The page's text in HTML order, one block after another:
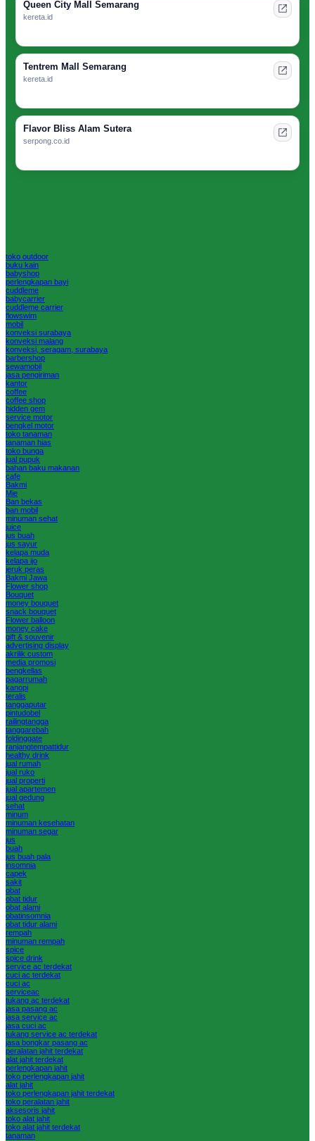
Queen City Mall Semarang
kereta.id
Tentrem Mall Semarang
kereta.id
Flavor Bliss Alam Sutera
serpong.co.id
toko outdoor
buku kain
babyshop
perlengkapan bayi
cuddleme
babycarrier
cuddleme carrier
flowswim
mobil
konveksi surabaya
konveksi malang
konveksi, seragam, surabaya
barbershop
sewamobil
jasa pengiriman
kantor
coffee
coffee shop
hidden gem
service motor
bengkel motor
toko tanaman
tanaman hias
toko bunga
jual pupuk
bahan baku makanan
cafe
Bakmi
Mie
Ban bekas
ban mobil
minuman sehat
juice
jus buah
jus sayur
kelapa muda
kelapa ijo
jeruk peras
Bakmi Jawa
Flower shop
Bouquet
money bouquet
snack bouquet
Flower balloon
money cake
gift & souvenir
advertising display
akrilik custom
media promosi
bengkellas
pagarrumah
kanopi
teralis
tanggaputar
pintudobel
railingtangga
tanggarebah
foldinggate
ranjangtempattidur
healthy drink
jual rumah
jual ruko
jual properti
jual apartemen
jual gedung
sehat
minum
minuman kesehatan
minuman segar
jus
buah
jus buah pala
insomnia
capek
sakit
obat
obat tidur
obat alami
obatinsomnia
obat tidur alami
rempah
minuman rempah
spice
spice drink
service ac terdekat
cuci ac terdekat
cuci ac
serviceac
tukang ac terdekat
jasa pasang ac
jasa service ac
jasa cuci ac
tukang service ac terdekat
jasa bongkar pasang ac
peralatan jahit terdekat
alat jahit terdekat
perlengkapan jahit
toko perlengkapan jahit
alat jahit
toko perlengkapan jahit terdekat
toko peralatan jahit
aksesoris jahit
toko alat jahit
toko alat jahit terdekat
tanaman